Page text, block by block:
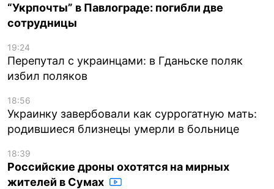
“Укрпочты” в Павлограде: погибли две
сотрудницы
19:24
Перепутал с украинцами: в Гданьске поляк
избил поляков
18:56
Украинку завербовали как суррогатную мать:
родившиеся близнецы умерли в больнице
18:39
Российские дроны охотятся на мирных
жителей в Сумах